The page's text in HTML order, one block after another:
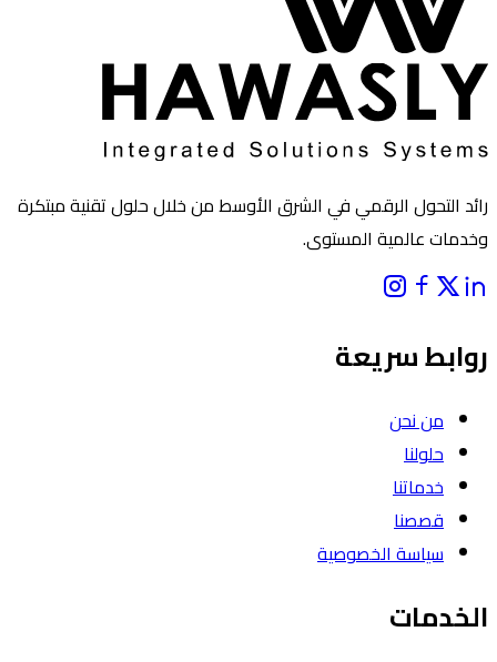
رائد التحول الرقمي في الشرق الأوسط من خلال حلول تقنية مبتكرة
وخدمات عالمية المستوى.
روابط سريعة
من نحن
حلولنا
خدماتنا
قصصنا
سياسة الخصوصية
الخدمات